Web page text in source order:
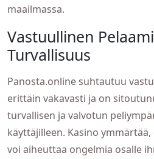
maailmassa.
Vastuullinen
Turvallisuus
Panosta.online suhtautuu
erittäin vakavasti ja on
turvallisen ja valvotun
käyttäjilleen. Kasino
voi aiheuttaa ongelmia osalle